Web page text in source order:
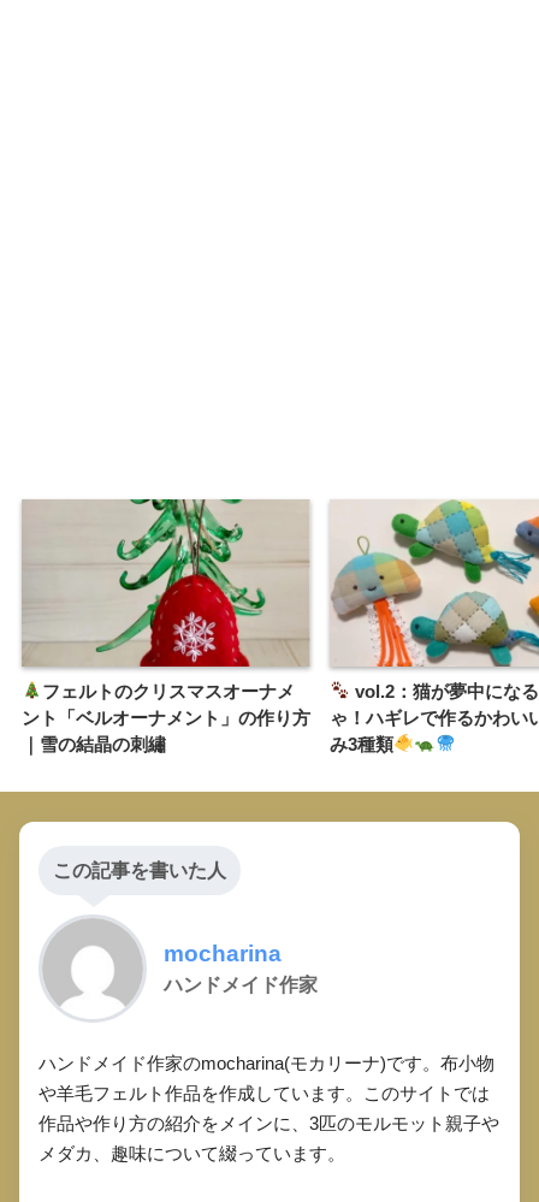
フェルトのクリスマスオーナメ
ント「ベルオーナメント」の作り方
｜雪の結晶の刺繡
vol.2：猫が夢中にな
ゃ！ハギレで作るかわい
み3種類
この記事を書いた人
mocharina
ハンドメイド作家
ハンドメイド作家のmocharina(モカリーナ)です。布小物
や羊毛フェルト作品を作成しています。このサイトでは
作品や作り方の紹介をメインに、3匹のモルモット親子や
メダカ、趣味について綴っています。